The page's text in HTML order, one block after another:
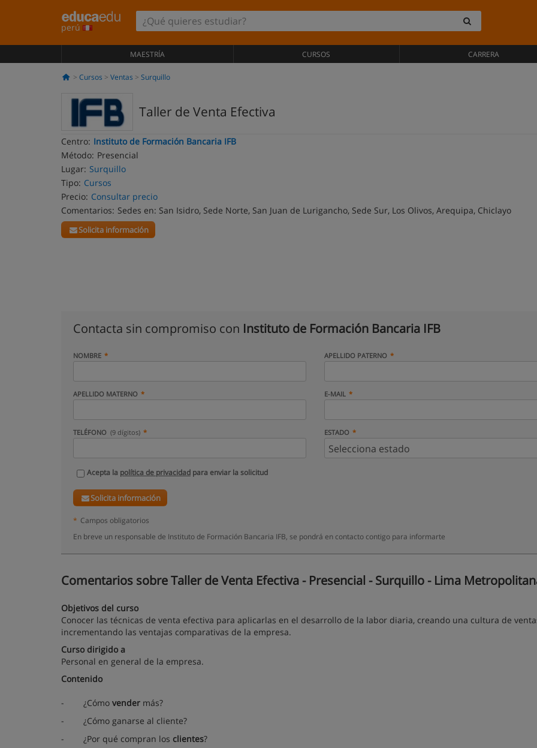
perú
MAESTRÍA CURSOS CARRERA
Cursos Ventas Surquillo
Taller de Venta Efectiva
Centro: Instituto de Formación Bancaria IFB
Método: Presencial
Lugar: Surquillo
Tipo: Cursos
Precio: Consultar precio
Comentarios: Sedes en: San Isidro, Sede Norte, San Juan de Lurigancho, Sede Sur, Los Olivos, Arequipa, Chiclayo
Solicita información
Contacta sin compromiso con Instituto de Formación Bancaria IFB
NOMBRE APELLIDO PATERNO
APELLIDO MATERNO E-MAIL
TELÉFONO (9 dígitos) ESTADO
Acepta la política de privacidad para enviar la solicitud
Solicita información
* Campos obligatorios
En breve un responsable de Instituto de Formación Bancaria IFB, se pondrá en contacto contigo para informarte
Comentarios sobre Taller de Venta Efectiva - Presencial - Surquillo - Lima
Objetivos del curso
Conocer las técnicas de venta efectiva para aplicarlas en el desarrollo de la labor diaria, creando una cultura de
incrementando las ventajas comparativas de la empresa.
Curso dirigido a
Personal en general de la empresa.
Contenido
- ¿Cómo vender más?
-
¿Cómo ganarse al cliente?
-
¿Por qué compran los clientes?